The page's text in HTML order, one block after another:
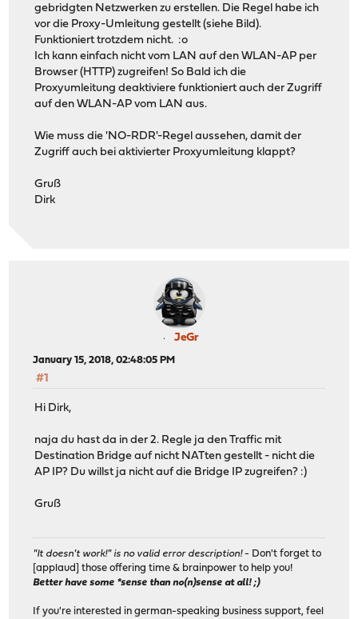
gebridgten Netzwerken zu erstellen. Die Regel habe ich
vor die Proxy-Umleitung gestellt (siehe Bild).
Funktioniert trotzdem nicht. :o
Ich kann einfach nicht vom LAN auf den WLAN-AP per
Browser (HTTP) zugreifen! So Bald ich die
Proxyumleitung deaktiviere funktioniert auch der Zugriff
auf den WLAN-AP vom LAN aus.
Wie muss die 'NO-RDR'-Regel aussehen, damit der
Zugriff auch bei aktivierter Proxyumleitung klappt?
Gruß
Dirk
JeGr
January 15, 2018, 02:48:05 PM
#1
Hi Dirk,
naja du hast da in der 2. Regle ja den Traffic mit
Destination Bridge auf nicht NATten gestellt - nicht die
AP IP? Du willst ja nicht auf die Bridge IP zugreifen? :)
Gruß
"It doesn't work!" is no valid error description!- Don't forget to
[applaud] those offering time & brainpower to help you!
Better have some *sense than no(n)sense at all! ;)
If you're interested in german-speaking business support, feel